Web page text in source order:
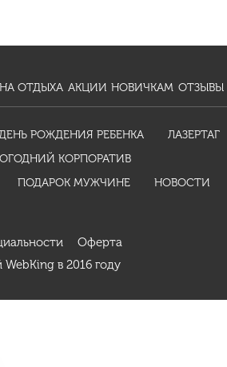
ОТДЫХА АКЦИИ НОВИЧКАМ ОТЗЫВЫ
РОЖДЕНИЯ РЕБЕНКА
ЛАЗЕРТАГ
КОРПОРАТИВ
ПОДАРОК МУЖЧИНЕ
НОВОСТИ
Оферта
WebKing в 2016 году